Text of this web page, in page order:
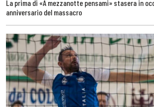
La prima di «A mezzanotte pensami» stasera in
anniversario del massacro